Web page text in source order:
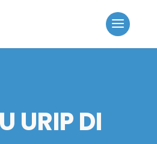
URIP DI